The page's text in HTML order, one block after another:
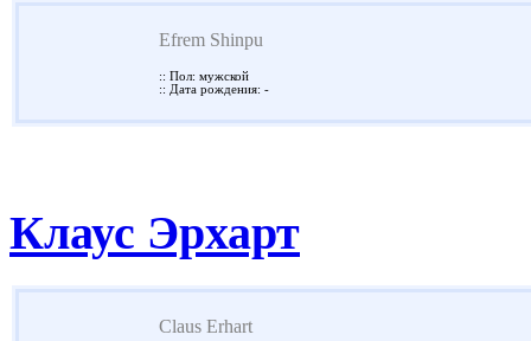
Efrem Shinpu
:: Пол: мужской
:: Дата рождения: -
Клаус Эрхарт
Claus Erhart